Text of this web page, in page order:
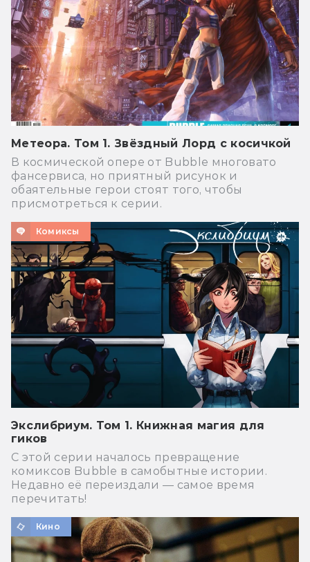
Метеора. Том 1. Звёздный Лорд с косичкой
В космической опере от Bubble многовато
фансервиса, но приятный рисунок и
обаятельные герои стоят того, чтобы
присмотреться к серии.
Комиксы
Экслибриум. Том 1. Книжная магия для
гиков
С этой серии началось превращение
комиксов Bubble в самобытные истории.
Недавно её переиздали — самое время
перечитать!
Кино